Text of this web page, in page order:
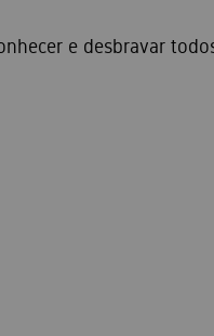
e desbravar